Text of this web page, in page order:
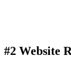
#2 Website